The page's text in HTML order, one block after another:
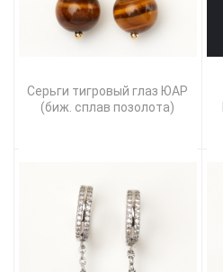
Серьги тигровый глаз ЮАР
(биж. сплав позолота)